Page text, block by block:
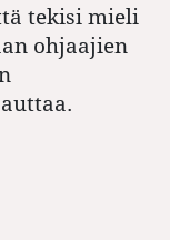
tekisi mieli
ohjaajien